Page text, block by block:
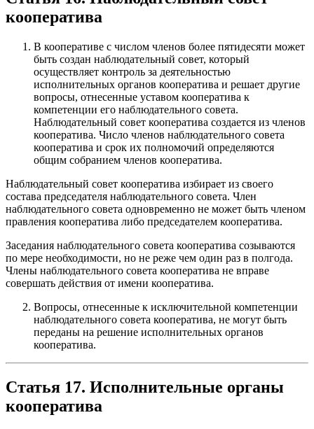
кооператива
В кооперативе с числом членов более пятидесяти может
быть создан наблюдательный совет, который
осуществляет контроль за деятельностью
исполнительных органов кооператива и решает другие
вопросы, отнесенные уставом кооператива к
компетенции его наблюдательного совета.
Наблюдательный совет кооператива создается из членов
кооператива. Число членов наблюдательного совета
кооператива и срок их полномочий определяются
общим собранием членов кооператива.
Наблюдательный совет кооператива избирает из своего
состава председателя наблюдательного совета. Член
наблюдательного совета одновременно не может быть членом
правления кооператива либо председателем кооператива.
Заседания наблюдательного совета кооператива созываются
по мере необходимости, но не реже чем один раз в полгода.
Члены наблюдательного совета кооператива не вправе
совершать действия от имени кооператива.
Вопросы, отнесенные к исключительной компетенции
наблюдательного совета кооператива, не могут быть
переданы на решение исполнительных органов
кооператива.
Статья 17. Исполнительные органы
кооператива